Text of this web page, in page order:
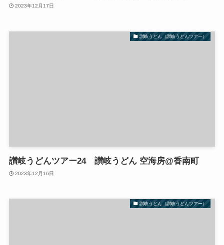
2023年12月17日
讃岐うどん（讃岐うどんツアー）
讃岐うどんツアー24 讃岐うどん 空海房@香南町
2023年12月16日
讃岐うどん（讃岐うどんツアー）